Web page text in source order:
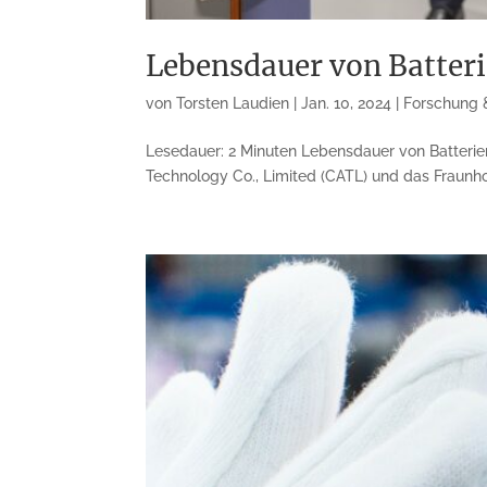
Lebensdauer von
vonTorsten Laudien |Jan. 10, 2024 | Forschung
Lesedauer: 2 Minuten Lebensdauer von
Technology Co., Limited (CATL) und das